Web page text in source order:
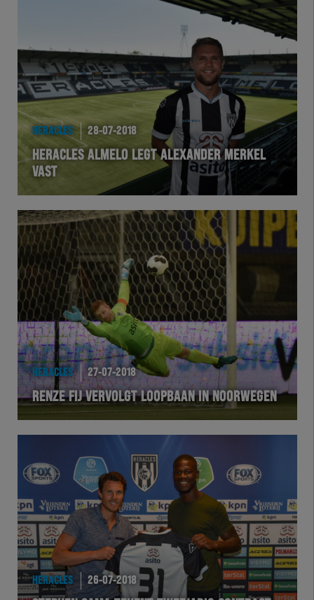
HERACLES 28-07-2018
HERACLES ALMELO LEGT ALEXANDER MERKEL
VAST
HERACLES 27-07-2018
RENZE FIJ VERVOLGT LOOPBAAN IN NOORWEGEN
HERACLES 26-07-2018